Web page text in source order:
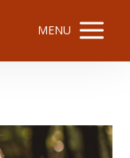
MENU